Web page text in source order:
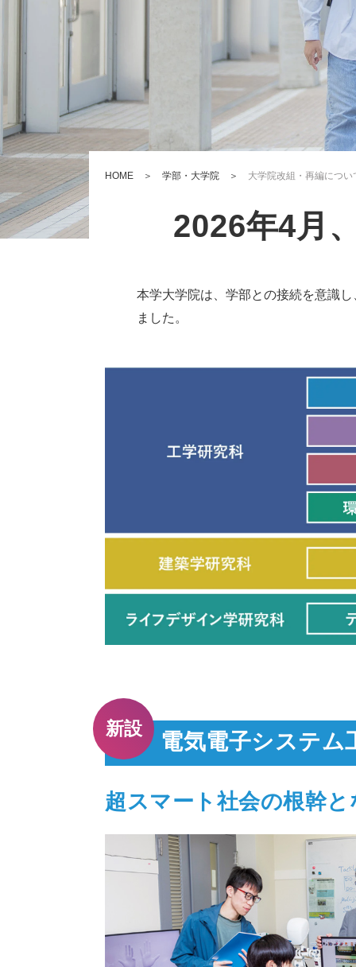
HOME ＞ 学部・大学院 ＞ 大学院改組・再編につい
2026年4月
本学大学院は、学部との接続を意識
ました。
電気電⼦システム
新設
超スマート社会の根幹と